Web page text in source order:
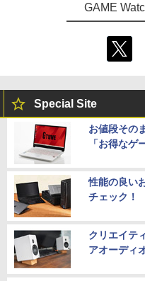
GAME
Special Site
お値段その
「お得なゲ
性能の良い
チェック！
クリエイテ
アオーディ